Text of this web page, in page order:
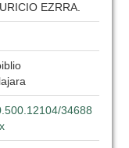
EZRRA.
34688